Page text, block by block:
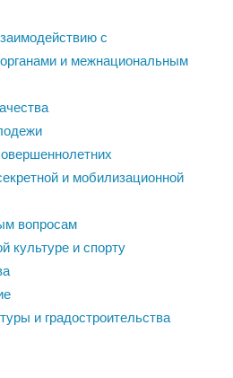
с
и межнациональным
и мобилизационной
вопросам
культуре и спорту
и градостроительства